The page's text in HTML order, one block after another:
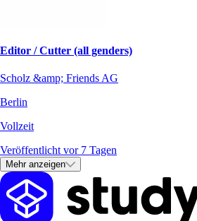
Editor / Cutter (all genders)
Scholz &amp; Friends AG
Berlin
Vollzeit
Veröffentlicht vor 7 Tagen
Mehr anzeigen